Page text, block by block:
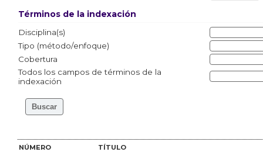
Términos de la indexación
Disciplina(s)
Tipo (método/enfoque)
Cobertura
Todos los campos de términos de la
indexación
NÚMERO TÍTULO